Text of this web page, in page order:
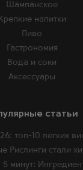
Шампанское
напитки
Пиво
Гастрономия
Вода и соки
Аксессуары
статьи
топ-10 легких
Рислинги стали
минут: